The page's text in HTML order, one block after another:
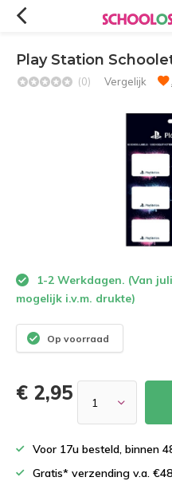
Play Station
(0) Vergelijk
1-2 Werkdagen. (Van
mogelijk i.v.m. drukte)
Op voorraad
€ 2,95
Voor 17u besteld, binnen
Gratis* verzending v.a.